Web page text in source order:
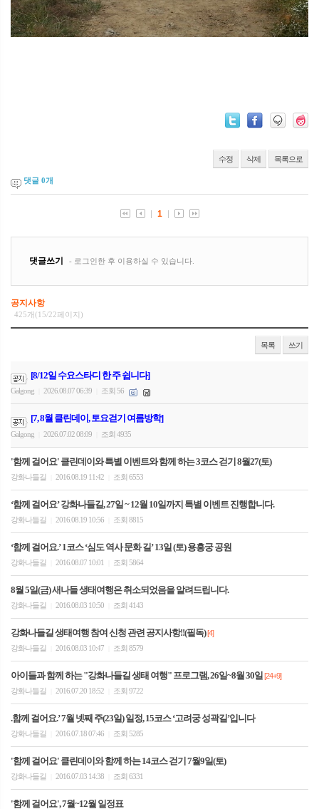
수정 삭제 목록으로
댓글 0개
공지사항
425개(15/22페이지)
목록 쓰기
[8/12일 수요스타디 한 주 쉽니다]
Galgong 2026.08.07 06:39 조회 56
[7, 8월 클린데이, 토요걷기 여름방학]
Galgong 2026.07.02 08:09 조회 4935
'함께 걸어요' 클린데이와 특별 이벤트와 함께 하는 3코스 걷기 8월27(토)
강화나들길 2016.08.19 11:42 조회 6553
‘함께 걸어요’ 강화나들길, 27일 ~ 12월 10일까지 특별 이벤트 진행합니다.
강화나들길 2016.08.19 10:56 조회 8815
‘함께 걸어요.’ 1코스 ‘심도 역사 문화 길’ 13일 (토) 용흥궁 공원
강화나들길 2016.08.07 10:01 조회 5864
8월 5일(금) 새나들 생태여행은 취소되었음을 알려드립니다.
강화나들길 2016.08.03 10:50 조회 4143
강화나들길 생태여행 참여 신청 관련 공지사항!!(필독)[4]
강화나들길
2016.08.03 10:47 조회 8579
아이들과 함께 하는 "강화나들길 생태 여행" 프로그램, 26일~8월 30일[24+9]
강화나들길
2016.07.20 18:52 조회 9722
.함께 걸어요.’ 7월 넷째 주(23일) 일정, 15코스 ‘고려궁 성곽길’입니다
강화나들길 2016.07.18 07:46 조회 5285
'함께 걸어요' 클린데이와 함께 하는 14코스 걷기 7월9일(토)
강화나들길 2016.07.03 14:38 조회 6331
'함께 걸어요', 7월~12월 일정표